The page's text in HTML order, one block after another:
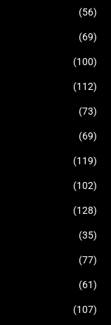
(56)
(69)
(100)
(112)
(73)
(69)
(119)
(102)
(128)
(35)
(77)
(61)
(107)